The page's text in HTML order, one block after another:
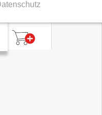
9,50
dabei, eine Webseite
Grundfunktionen
auf sichere
richtig